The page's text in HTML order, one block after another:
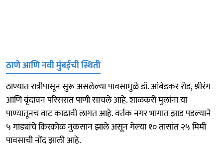
ठाणे आणि नवी मुंबईची स्थिती
ठाण्यात रात्रीपासून सुरू असलेल्या पावसामुळे डॉ. आंबेडकर रोड, श्रीरंग
आणि वृंदावन परिसरात पाणी साचले आहे. शाळकरी मुलांना या
पाण्यातूनच वाट काढावी लागत आहे. वर्तक नगर भागात झाड पडल्याने
५ गाड्यांचे किरकोळ नुकसान झाले असून गेल्या १० तासांत २५ मिमी
पावसाची नोंद झाली आहे.